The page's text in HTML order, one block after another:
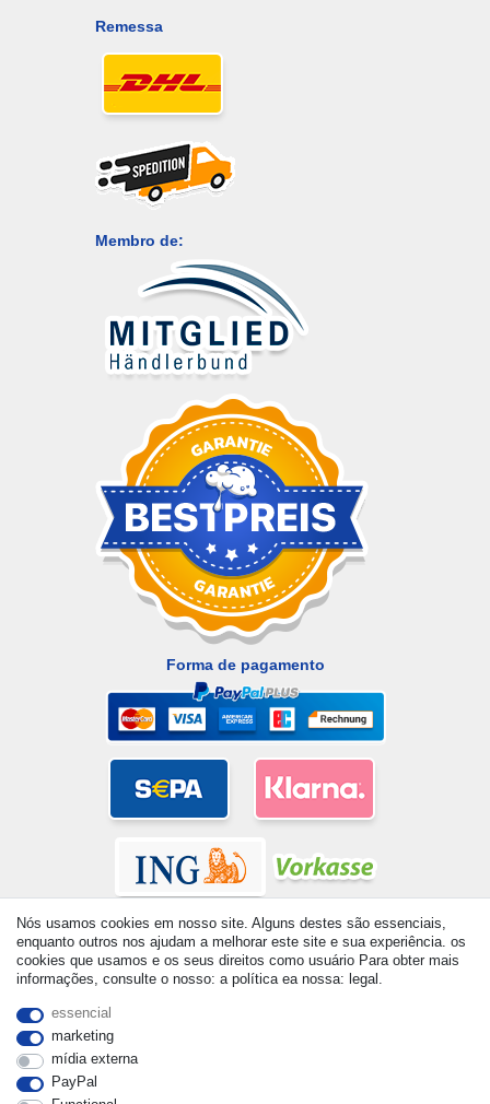
Remessa
Membro de:
Forma de pagamento
reserved. Prices incl. VAT. 19% VAT Basic prices see article detail
| * Applies to deliveries to the UK!
Nós usamos cookies em nosso site. Alguns destes são essenciais,
enquanto outros nos ajudam a melhorar este site e sua experiência. os
cookies que usamos e os seus direitos como usuário Para obter mais
informações, consulte o nosso: a política ea nossa: legal.
essencial
marketing
mídia externa
PayPal